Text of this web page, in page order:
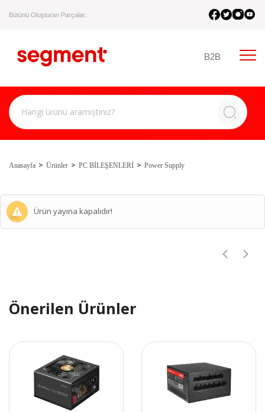
Bütünü Oluşturan Parçalar.
B2B
Anasayfa Ürünler PC BİLEŞENLERİ Power Supply
Ürün yayına kapalıdır!
Önerilen Ürünler